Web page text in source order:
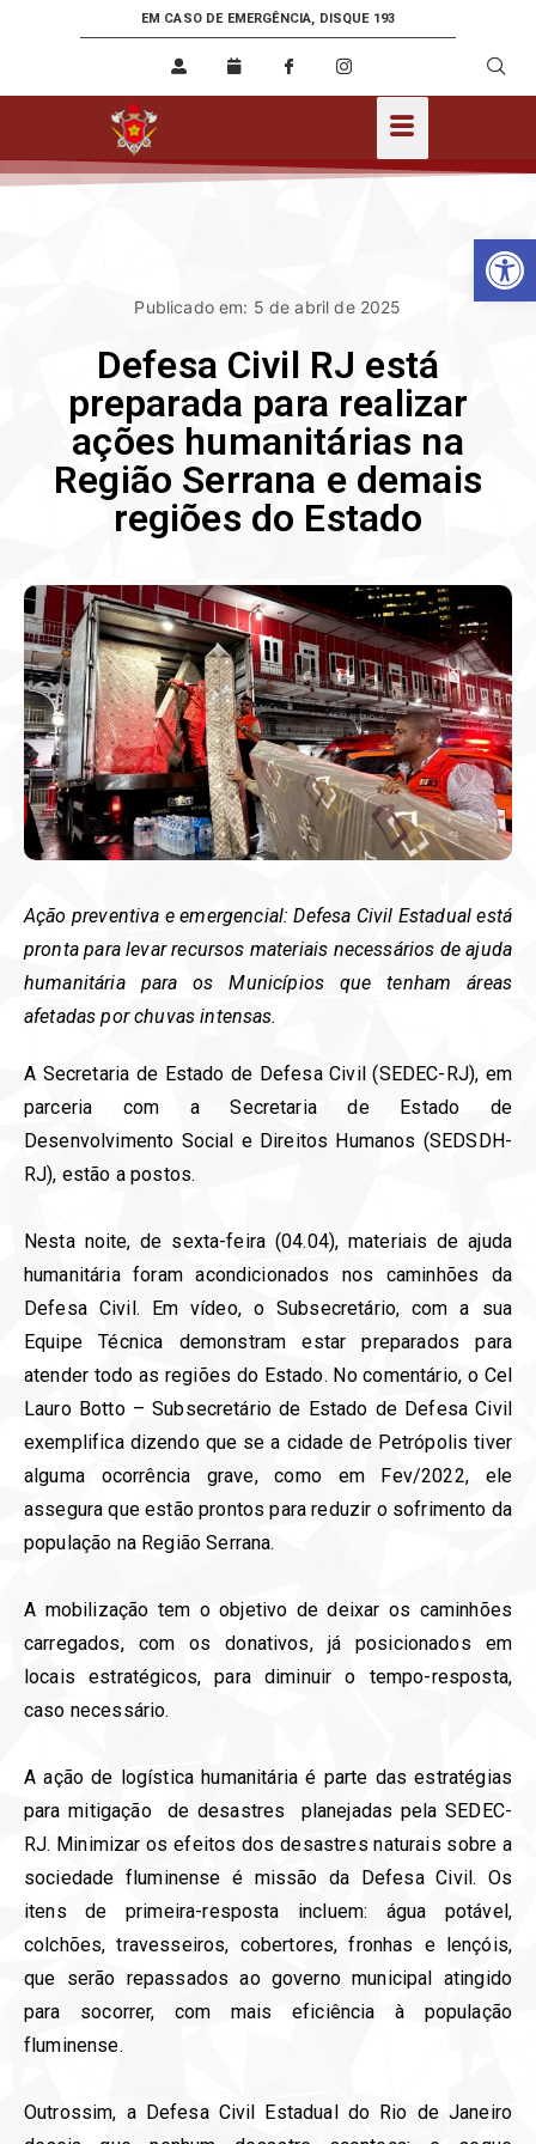
EM CASO DE EMERGÊNCIA, DISQUE 193
Publicado em: 5 de abril de 2025
Defesa Civil RJ está
preparada para realizar
ações humanitárias na
Região Serrana e demais
regiões do Estado
Ação preventiva e emergencial: Defesa Civil Estadual está
pronta para levar recursos materiais necessários de ajuda
humanitária para os Municípios que tenham áreas
afetadas por chuvas intensas.
A Secretaria de Estado de Defesa Civil (SEDEC-RJ), em
parceria com a Secretaria de Estado de
Desenvolvimento Social e Direitos Humanos (SEDSDH-
RJ), estão a postos.
Nesta noite, de sexta-feira (04.04), materiais de ajuda
humanitária foram acondicionados nos caminhões da
Defesa Civil. Em vídeo, o Subsecretário, com a sua
Equipe Técnica demonstram estar preparados para
atender todo as regiões do Estado. No comentário, o Cel
Lauro Botto – Subsecretário de Estado de Defesa Civil
exemplifica dizendo que se a cidade de Petrópolis tiver
alguma ocorrência grave, como em Fev/2022, ele
assegura que estão prontos para reduzir o sofrimento da
população na Região Serrana.
A mobilização tem o objetivo de deixar os caminhões
carregados, com os donativos, já posicionados em
locais estratégicos, para diminuir o tempo-resposta,
caso necessário.
A ação de logística humanitária é parte das estratégias
para mitigação de desastres planejadas pela SEDEC-
RJ. Minimizar os efeitos dos desastres naturais sobre a
sociedade fluminense é missão da Defesa Civil. Os
itens de primeira-resposta incluem: água potável,
colchões, travesseiros, cobertores, fronhas e lençóis,
que serão repassados ao governo municipal atingido
para socorrer, com mais eficiência à população
fluminense.
Outrossim, a Defesa Civil Estadual do Rio de Janeiro